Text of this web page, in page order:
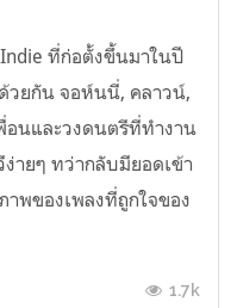
Indie ที่ก่อตั้งขึ้นมาในปี
วยกัน จอห์นนี่, คลาวน์,
อนและวงดนตรีที่ทำงาน
ายๆ ทว่ากลับมียอดเข้า
าพของเพลงที่ถูกใจของ
1.7k